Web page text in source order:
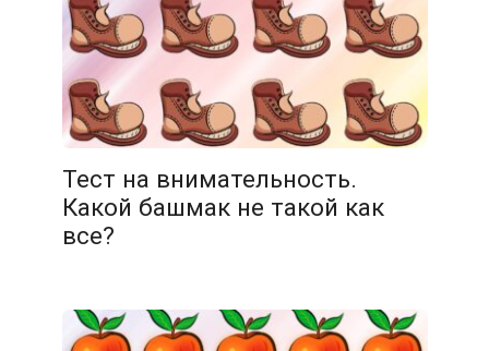
11.02.2026
Тест на внимательность.
Какой башмак не такой как
все?